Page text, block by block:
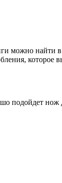
можно найти
которое
подойдет нож